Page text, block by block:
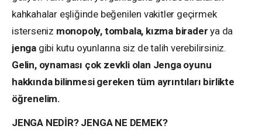
kahkahalar eşliğinde beğenilen vakitler geçirmek
isterseniz monopoly, tombala, kızma birader ya da
jenga gibi kutu oyunlarına siz de talih verebilirsiniz.
Gelin, oynaması çok zevkli olan Jenga oyunu
hakkında bilinmesi gereken tüm ayrıntıları birlikte
öğrenelim.
JENGA NEDİR? JENGA NE DEMEK?